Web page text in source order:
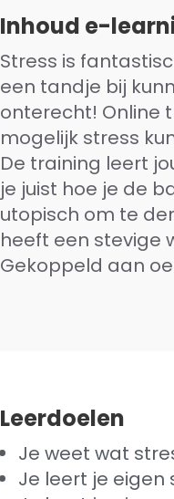
Inhoud e-
Stress is
een tandje bij
onterecht! Online
mogelijk stress
De training leert
je juist hoe je de
utopisch om te
heeft een stevige
Gekoppeld aan
Leerdoelen
Je weet wat
Je leert je eigen